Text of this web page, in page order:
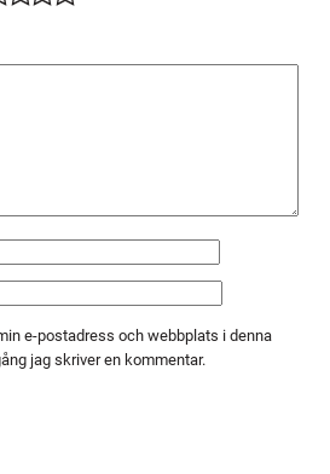
e-postadress och webbplats i denna
jag skriver en kommentar.